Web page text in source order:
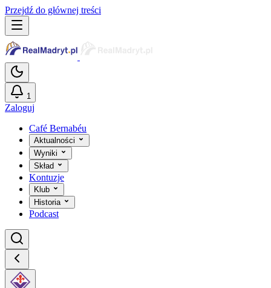
Przejdź do głównej treści
1
Zaloguj
Café Bernabéu
Aktualności
Wyniki
Skład
Kontuzje
Klub
Historia
Podcast